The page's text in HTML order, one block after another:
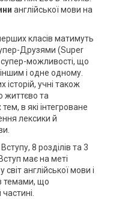
англійської мови на
класів матимуть
Друзями (Super
можливості, що
і одне одному.
історій, учні також
життєво та
в які інтегроване
лексики й
8 розділів та 3
має на меті
англійської мови і
темами, що